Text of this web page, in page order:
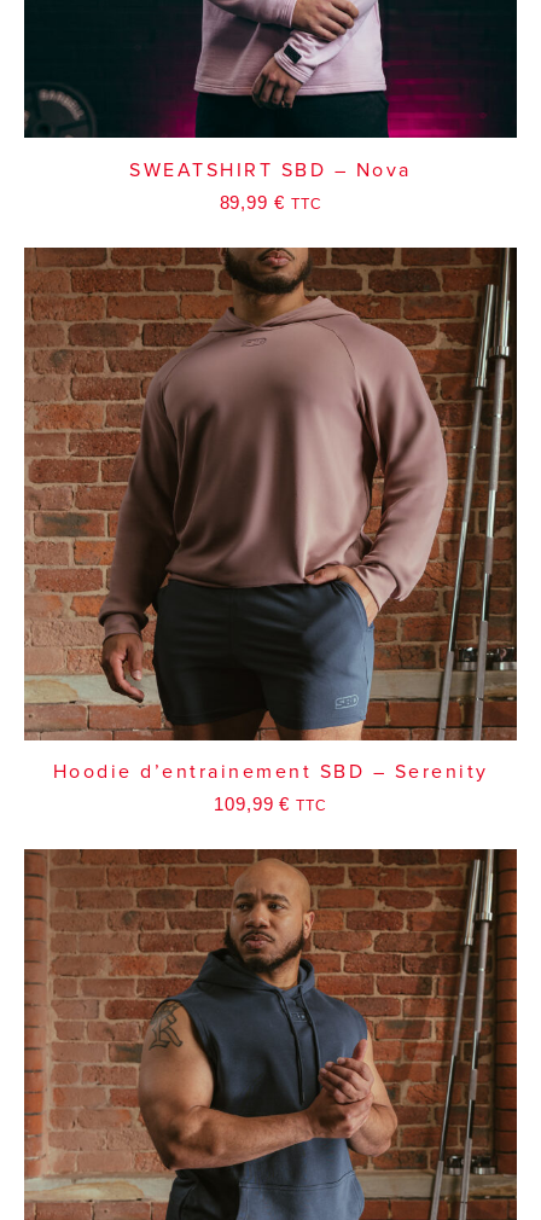
SWEATSHIRT SBD – Nova
89,99 € TTC
Hoodie d’entrainement SBD – Serenity
109,99€ TTC